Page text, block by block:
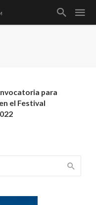
para
el Festival